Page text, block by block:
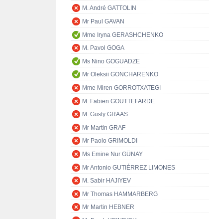
M. André GATTOLIN
Mr Paul GAVAN
Mme Iryna GERASHCHENKO
M. Pavol GOGA
Ms Nino GOGUADZE
Mr Oleksii GONCHARENKO
Mme Miren GORROTXATEGI
M. Fabien GOUTTEFARDE
M. Gusty GRAAS
Mr Martin GRAF
Mr Paolo GRIMOLDI
Ms Emine Nur GÜNAY
Mr Antonio GUTIÉRREZ LIMONES
M. Sabir HAJIYEV
Mr Thomas HAMMARBERG
Mr Martin HEBNER